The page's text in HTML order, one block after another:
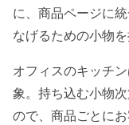
に、商品ページに
なげるための小物
オフィスのキッチ
象。持ち込む小物
ので、商品ごとに